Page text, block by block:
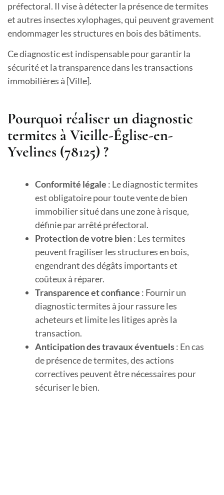
préfectoral. Il vise à détecter la présence de termites
et autres insectes xylophages, qui peuvent gravement
endommager les structures en bois des bâtiments.
Ce diagnostic est indispensable pour garantir la
sécurité et la transparence dans les transactions
immobilières à [Ville].
Pourquoi réaliser un diagnostic
termites à Vieille-Église-en-
Yvelines (78125) ?
Conformité légale : Le diagnostic termites
est obligatoire pour toute vente de bien
immobilier situé dans une zone à risque,
définie par arrêté préfectoral.
Protection de votre bien: Les termites
peuvent fragiliser les structures en bois,
engendrant des dégâts importants et
coûteux à réparer.
Transparence et confiance : Fournir un
diagnostic termites à jour rassure les
acheteurs et limite les litiges après la
transaction.
Anticipation des travaux éventuels: En cas
de présence de termites, des actions
correctives peuvent être nécessaires pour
sécuriser le bien.